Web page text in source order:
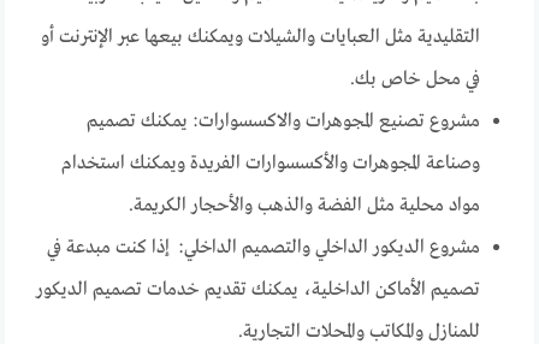
التقليدية مثل العبايات والشيلات ويمكنك بيعها عبر الإنترنت أو
في محل خاص بك.
مشروع تصنيع المجوهرات والاكسسوارات: يمكنك تصميم
وصناعة المجوهرات والأكسسوارات الفريدة ويمكنك استخدام
مواد محلية مثل الفضة والذهب والأحجار الكريمة.
مشروع الديكور الداخلي والتصميم الداخلي: إذا كنت مبدعة في
تصميم الأماكن الداخلية، يمكنك تقديم خدمات تصميم الديكور
للمنازل والمكاتب والمحلات التجارية.